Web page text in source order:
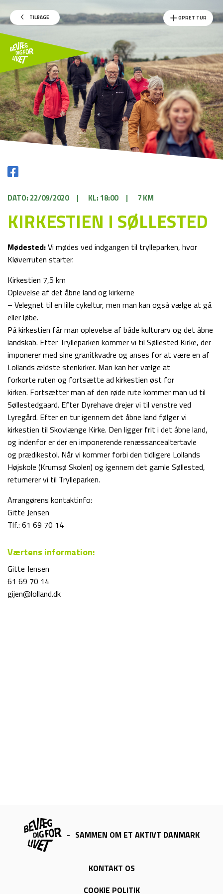
TILBAGE OPRET TUR
DATO: 22/09/2020 | KL: 18:00 | 7 KM
KIRKESTIEN I SØLLESTED
Mødested:Vi mødes ved indgangen til trylleparken, hvor
Kløverruten starter.
Kirkestien 7,5 km
Oplevelse af det åbne land og kirkerne
– Velegnet til en lille cykeltur, men man kan også vælge at gå
eller løbe.
På kirkestien får man oplevelse af både kulturarv og det åbne
landskab. Efter Trylleparken kommer vi til Søllested Kirke, der
imponerer med sine granitkvadre og anses for at være en af
Lollands ældste stenkirker. Man kan her vælge at
forkorte ruten og fortsætte ad kirkestien øst for
kirken. Fortsætter man af den røde rute kommer man ud til
Søllestedgaard. Efter Dyrehave drejer vi til venstre ved
Lyregård. Efter en tur igennem det åbne land følger vi
kirkestien til Skovlænge Kirke. Den ligger frit i det åbne land,
og indenfor er der en imponerende renæssancealtertavle
og prædikestol. Når vi kommer forbi den tidligere Lollands
Højskole (Krumsø Skolen) og igennem det gamle Søllested,
returnerer vi til Trylleparken.
Arrangørens kontaktinfo:
Gitte Jensen
Tlf.: 61 69 70 14
Værtens information:
Gitte Jensen
61 69 70 14
gijen@lolland.dk
- SAMMEN OM ET AKTIVT DANMARK
KONTAKT OS
COOKIE POLITIK